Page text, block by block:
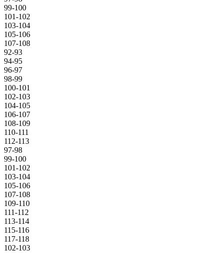
99-100
101-102
103-104
105-106
107-108
92-93
94-95
96-97
98-99
100-101
102-103
104-105
106-107
108-109
110-111
112-113
97-98
99-100
101-102
103-104
105-106
107-108
109-110
111-112
113-114
115-116
117-118
102-103